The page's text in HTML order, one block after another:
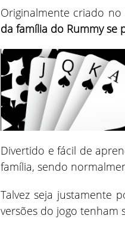
Originalmente criado
da família do Rummy
Divertido e fácil de
família, sendo
Talvez seja justamente
versões do jogo tenham